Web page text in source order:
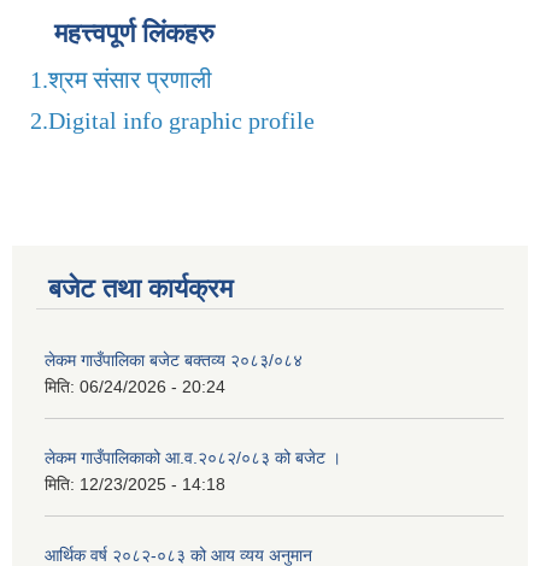
महत्त्वपूर्ण लिंकहरु
1.श्रम संसार प्रणाली
2.Digital info graphic profile
बजेट तथा कार्यक्रम
लेकम गाउँपालिका बजेट बक्तव्य २०८३/०८४
मिति: 06/24/2026 - 20:24
लेकम गाउँपालिकाको आ.व.२०८२/०८३ को बजेट ।
मिति: 12/23/2025 - 14:18
आर्थिक वर्ष २०८२-०८३ को आय व्यय अनुमान